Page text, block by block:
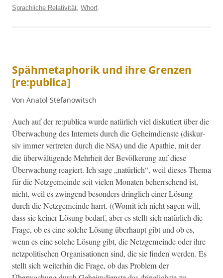
Sprachliche Relativität Whorf
Spähmetaphorik und ihre Grenzen
[re:publica]
Von Anatol Stefanowitsch
Auch auf der re:publica wurde natür­lich viel disku­tiert über die
Überwachung des Inter­nets durch die Geheim­di­en­ste (diskur­
siv immer vertreten durch die NSA) und die Apathie, mit der
die über­wälti­gende Mehrheit der Bevölkerung auf diese
Überwachung reagiert. Ich sage „natür­lich“, weil dieses The­ma
für die Net­zge­meinde seit vie­len Monat­en beherrschend ist,
nicht, weil es zwin­gend beson­ders dringlich ein­er Lösung
durch die Net­zge­meinde har­rt. ((Wom­it ich nicht sagen will,
dass sie kein­er Lösung bedarf, aber es stellt sich natür­lich die
Frage, ob es eine solche Lösung über­haupt gibt und ob es,
wenn es eine solche Lösung gibt, die Net­zge­meinde oder ihre
net­zpoli­tis­chen Organ­i­sa­tio­nen sind, die sie find­en wer­den. Es
stellt sich weit­er­hin die Frage, ob das Prob­lem der